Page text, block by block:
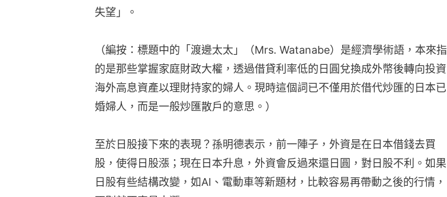
失望」。
（編按：標題中的「渡邊太太」（Mrs. Watanabe）是經濟學術語，本來指
的是那些掌握家庭財政大權，透過借貸利率低的日圓兌換成外幣後轉向投資
海外高息資產以理財持家的婦人。現時這個詞已不僅用於借代炒匯的日本已
婚婦人，而是一般炒匯散戶的意思。）
至於日股接下來的表現？孫明德表示，前一陣子，外資是在日本借錢去買
股，使得日股漲；現在日本升息，外資會反過來還日圓，對日股不利。如果
日股有些結構改變，如AI、電動車等新題材，比較容易再帶動之後的行情，